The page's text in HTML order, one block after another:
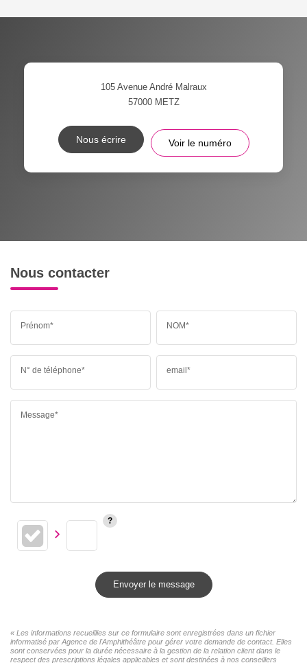
105 Avenue André Malraux
57000 METZ
Nous écrire Voir le numéro
Nous contacter
Prénom* NOM*
N° de téléphone* email*
Message*
Envoyer le message
« Les informations recueillies sur ce formulaire sont enregistrées dans un fichier
informatisé par Agence de l'Amphithéâtre pour gérer votre demande de contact. Elles
sont conservées pour la durée nécessaire à la gestion de la relation client dans le
respect des prescriptions légales applicables et sont destinées à nos conseillers